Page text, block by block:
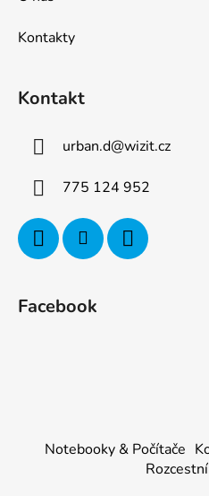
Kontakty
Kontakt
urban.d@wizit.cz
775 124 952
Facebook
Notebooky & Počítače